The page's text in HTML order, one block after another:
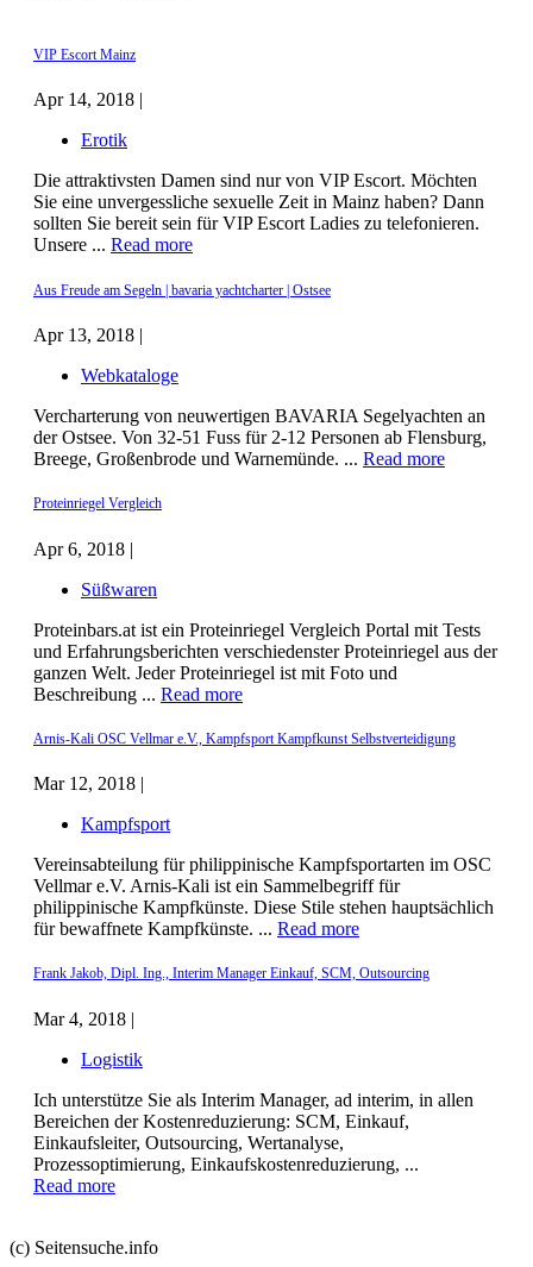
VIP Escort Mainz
Apr 14, 2018 |
Erotik
Die attraktivsten Damen sind nur von VIP Escort. Möchten
Sie eine unvergessliche sexuelle Zeit in Mainz haben? Dann
sollten Sie bereit sein für VIP Escort Ladies zu telefonieren.
Unsere ... Read more
Aus Freude am Segeln | bavaria yachtcharter | Ostsee
Apr 13, 2018 |
Webkataloge
Vercharterung von neuwertigen BAVARIA Segelyachten an
der Ostsee. Von 32-51 Fuss für 2-12 Personen ab Flensburg,
Breege, Großenbrode und Warnemünde. ... Read more
Proteinriegel Vergleich
Apr 6, 2018 |
Süßwaren
Proteinbars.at ist ein Proteinriegel Vergleich Portal mit Tests
und Erfahrungsberichten verschiedenster Proteinriegel aus der
ganzen Welt. Jeder Proteinriegel ist mit Foto und
Beschreibung ... Read more
Arnis-Kali OSC Vellmar e.V., Kampfsport Kampfkunst Selbstverteidigung
Mar 12, 2018 |
Kampfsport
Vereinsabteilung für philippinische Kampfsportarten im OSC
Vellmar e.V. Arnis-Kali ist ein Sammelbegriff für
philippinische Kampfkünste. Diese Stile stehen hauptsächlich
für bewaffnete Kampfkünste. ... Read more
Frank Jakob, Dipl. Ing., Interim Manager Einkauf, SCM, Outsourcing
Mar 4, 2018 |
Logistik
Ich unterstütze Sie als Interim Manager, ad interim, in allen
Bereichen der Kostenreduzierung: SCM, Einkauf,
Einkaufsleiter, Outsourcing, Wertanalyse,
Prozessoptimierung, Einkaufskostenreduzierung, ...
Read more
(c) Seitensuche.info